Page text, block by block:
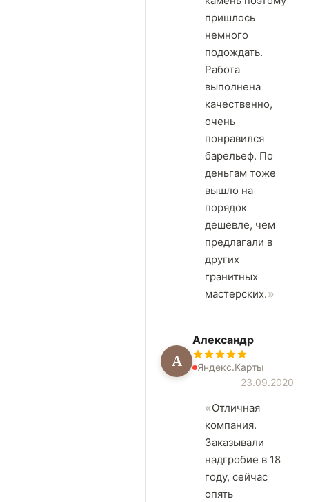
пришлось
немного
подождать.
Работа
выполнена
качественно,
очень
понравился
барельеф. По
деньгам тоже
вышло на
порядок
дешевле, чем
предлагали в
других
гранитных
мастерских.
А
Александр
Яндекс.Карты
23.09.2020
Отличная
компания.
Заказывали
надгробие в 18
году, сейчас
опять